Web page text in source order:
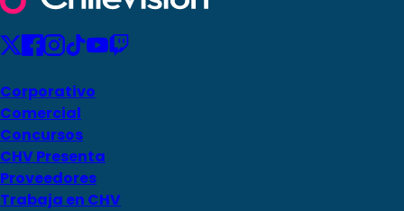
Corporativo
Comercial
Concursos
CHV Presenta
Proveedores
Trabaja en CHV